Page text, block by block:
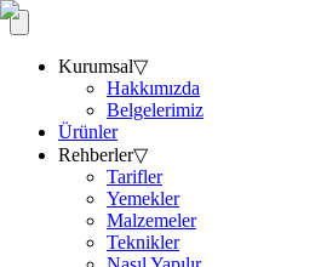
Kurumsal▽
Hakkımızda
Belgelerimiz
Ürünler
Rehberler▽
Tarifler
Yemekler
Malzemeler
Teknikler